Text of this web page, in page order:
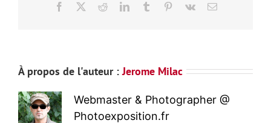
Facebook
RedditLinkedInTumblr Pinterest
Vk Email
À propos de l'auteur : Jerome Milac
Webmaster & Photographer @
Photoexposition.fr